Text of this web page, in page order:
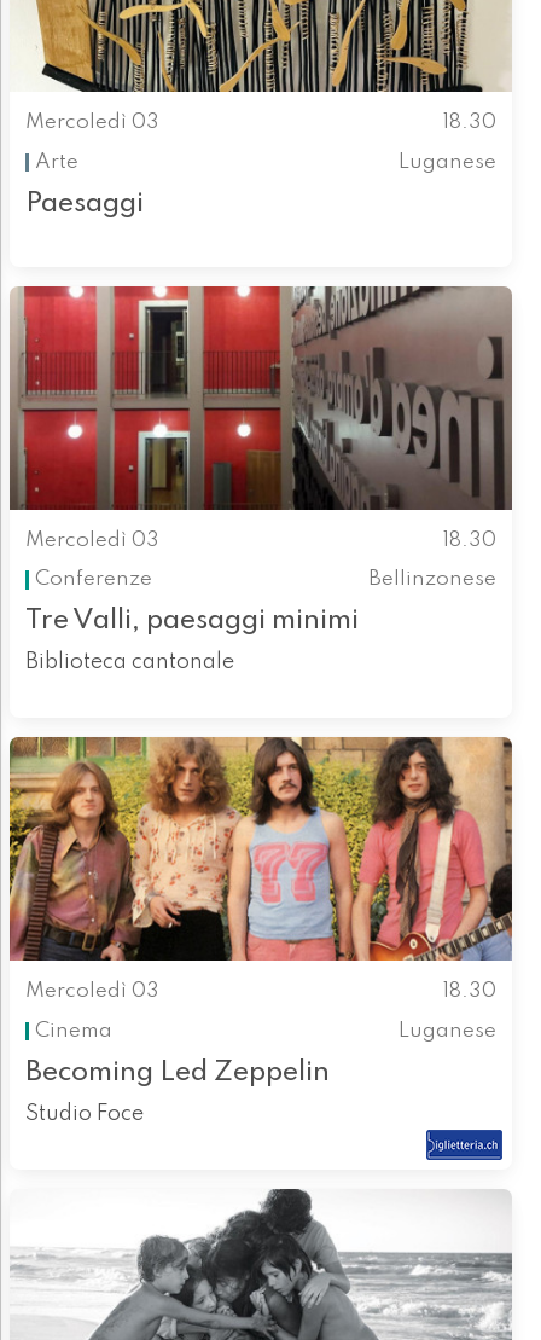
Mercoledì 03
18.30
Arte
Luganese
Paesaggi
Mercoledì 03
18.30
Conferenze
Bellinzonese
Tre Valli, paesaggi minimi
Biblioteca cantonale
Mercoledì 03
18.30
Cinema
Luganese
Becoming Led Zeppelin
Studio Foce